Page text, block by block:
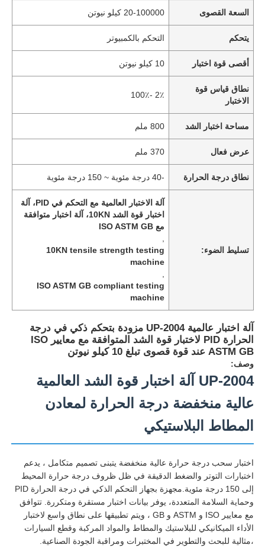
منزل
المنتجات
حول بنا
السعة القصوى 20-100000 كيلو نيوتن
يتحكم التحكم بالكمبيوتر
أقصى قوة اختبار 10 كيلو نيوتن
نطاق قياس قوة
الاختبار
2٪ -100٪
مساحة اختبار الشد 800 ملم
عرض فعال 370 ملم
نطاق درجة الحرارة -40 درجة مئوية ~ 150 درجة مئوية
تسليط الضوء:
آلة الاختبار العالمية مع التحكم في PID، آلة
اختبار قوة الشد 10KN، آلة اختبار متوافقة
مع ISO ASTM GB
10KN tensile strength testing
machine
ISO ASTM GB compliant testing
machine
آلة اختبار عالمية UP-2004 مزودة بتحكم ذكي في درجة
الحرارة PID لاختبار قوة الشد المتوافقة مع معايير ISO
ASTM GB عند قوة قصوى تبلغ 10 كيلو نيوتن
وصف:
UP-2004 آلة اختبار قوة الشد العالمية
عالية منخفضة درجة الحرارة لمعادن
المطاط البلاستيكي
اختبار سحب درجة حرارة عالية منخفضة يتبنى تصميم متكامل ، يدعم
اختبارات التوتر والضغط الدقيقة في ظل ظروف درجة حرارة المحيط
إلى 150 درجة مئوية.مجهزة بجهاز التحكم الذكي في درجة الحرارة PID
وحماية السلامة المتعددة، يوفر بيانات اختبار مستقرة ومتكررة. تتوافق
مع معايير ISO و ASTM و GB ، ويتم تطبيقها على نطاق واسع لاختبار
الأداء الميكانيكي للبلاستيك والمطاط والمواد المركبة وقطع السيارات
،مثالية للبحث والتطوير في المختبرات ومراقبة الجودة الصناعية.